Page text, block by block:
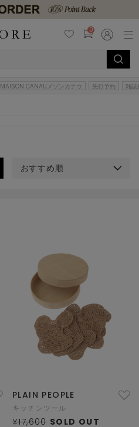
0
MAISON CANAUメゾンカナウ 先行予約 雑誌
おすすめ順
PLAIN PEOPLE
キッチンツール
¥17,600 SOLD OUT